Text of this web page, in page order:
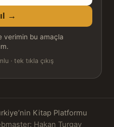
→
verimin bu amaçla
· tek tıkla çıkış
Kitap Platformu
Hakan Turgay